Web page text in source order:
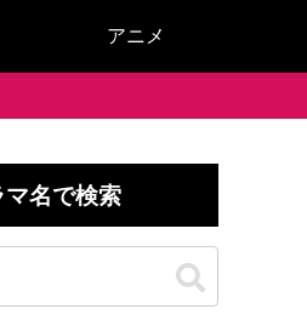
アニメ
名で検索